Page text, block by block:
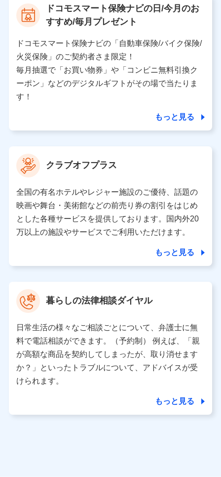
当社の対応品質向上やお問い合わせ内容の正確な把握のため
個人情報保護管理者の職名、連絡先
〒103-0013 東京都中央区日本橋人形町2-14-10 アー
バンネット日本橋ビル 3F
株式会社ドコモ・インシュアランス
個人情報の第三者提供について
当社は利用目的の達成に必要な範囲内において個人情報
の取り扱いの全部または一部を委託する場合がありま
す。
個人データの共同利用
当社は株式会社NTTドコモとの間で、以下のとおり個
人データを共同利用します。
氏名、電話番号、メールアドレス、お客さまの識別子、属
性、連絡先、dポイントサービスのご利用に関する情報。例
として、dポイントカード番号、性別、年齢、家族構成、住
所、dポイント残高、dポイント利用履歴などが含まれます。
利用情報
当社又は株式会社NTTドコモが提供する各種サービスなどの
ご契約・ご利用などに関する情報。例として、当社又は株式
会社NTTドコモが提供する各種サービスのご契約状態・ご利
用履歴インターネット利用時の行動に関する情報、アプリケ
ーション利用時の行動に関する情報、購入されたサービスや
当社又は株式会社NTTドコモが提供する保険関連サービスに
ドコモスマート保険ナビの日/今月のお
すすめ/毎月プレゼント
ドコモスマート保険ナビの「自動車保険/バイク保険/
火災保険」のご契約者さま限定！
毎月抽選で「お買い物券」や「コンビニ無料引換ク
ーポン」などのデジタルギフトがその場で当たりま
す！
もっと見る
クラブオフプラス
全国の有名ホテルやレジャー施設のご優待、話題の
映画や舞台・美術館などの前売り券の割引をはじめ
とした各種サービスを提供しております。国内外20
万以上の施設やサービスでご利用いただけます。
もっと見る
暮らしの法律相談ダイヤル
日常生活の様々なご相談ごとについて、弁護士に無
料で電話相談ができます。（予約制） 例えば、「親
が高額な商品を契約してしまったが、取り消せます
か？」といったトラブルについて、アドバイスが受
けられます。
もっと見る